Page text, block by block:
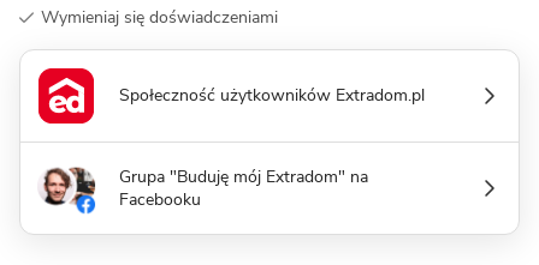
Wymieniaj się doświadczeniami
Społeczność użytkowników Extradom.pl
Grupa "Buduję mój Extradom" na
Facebooku